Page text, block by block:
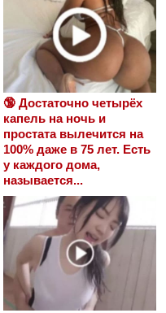
🔞 Достаточно четырёх
капель на ночь и
простата вылечится на
100% даже в 75 лет. Есть
у каждого дома,
называется...